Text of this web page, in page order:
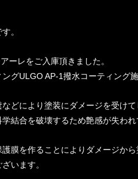
。
ーレをご入庫頂きました。
グULGO AP-1撥水コーティング
どにより塗装にダメージを受け
結合を破壊するため艶感が失わ
膜を作ることによりダメージか
います。